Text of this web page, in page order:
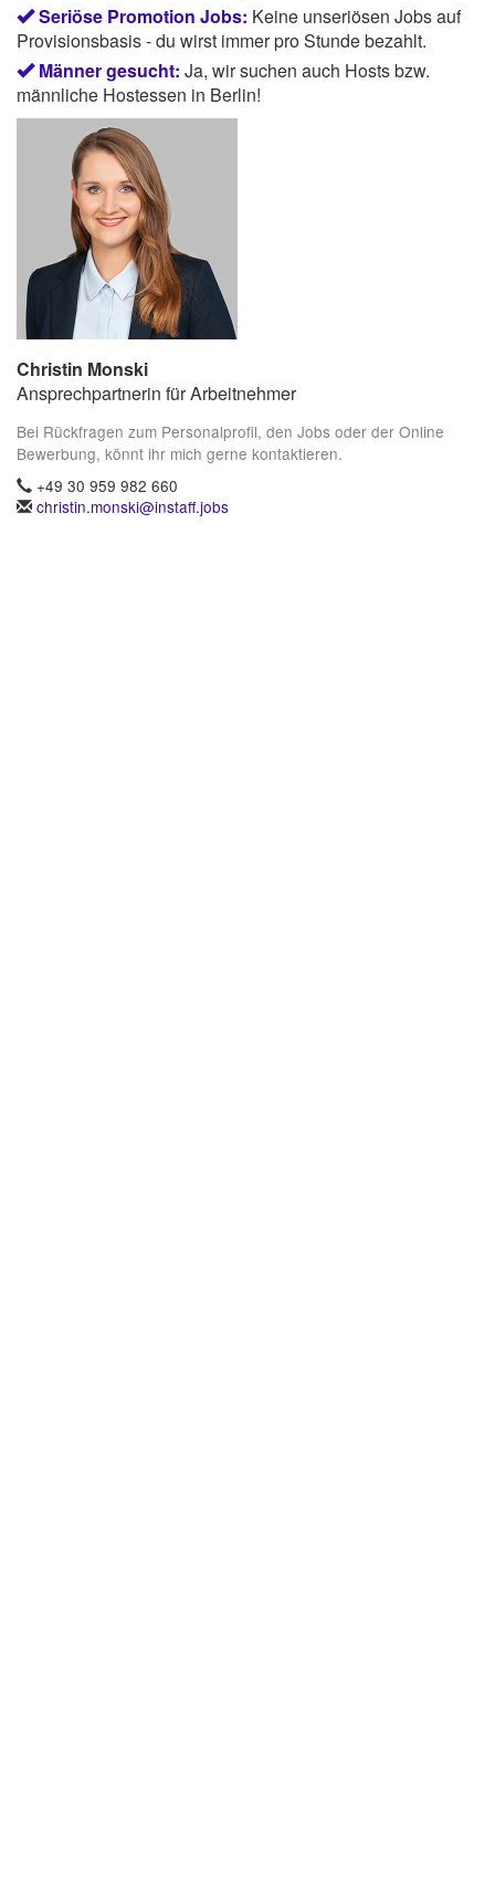
Seriöse Promotion Jobs: Keine unseriösen Jobs auf
Provisionsbasis - du wirst immer pro Stunde bezahlt.
Männer gesucht: Ja, wir suchen auch Hosts bzw.
männliche Hostessen in Berlin!
Christin Monski
Ansprechpartnerin für Arbeitnehmer
Bei Rückfragen zum Personalprofil, den Jobs oder der Online
Bewerbung, könnt ihr mich gerne kontaktieren.
+49 30 959 982 660
christin.monski@instaff.jobs